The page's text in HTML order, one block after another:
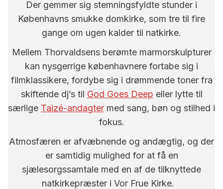
Der gemmer sig stemningsfyldte stunder i
Københavns smukke domkirke, som tre til fire
gange om ugen kalder til natkirke.
Mellem Thorvaldsens berømte marmorskulpturer
kan nysgerrige københavnere fortabe sig i
filmklassikere, fordybe sig i drømmende toner fra
skiftende dj’s til God Goes Deep eller lytte til
særlige Taizé-andagter med sang, bøn og stilhed i
fokus.
Atmosfæren er afvæbnende og andægtig, og der
er samtidig mulighed for at få en
sjælesorgssamtale med en af de tilknyttede
natkirkepræster i Vor Frue Kirke.